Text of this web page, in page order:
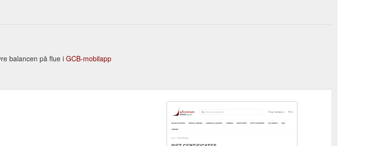
balancen på flue iGCB-mobilapp